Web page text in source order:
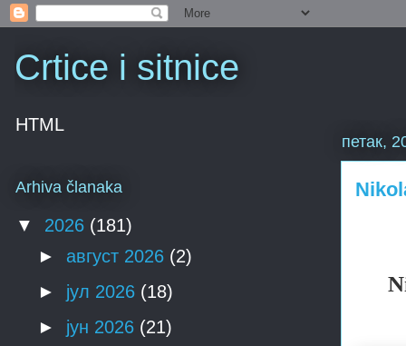
Crtice i sitnice
петак,
HTML
Arhiva članaka
▼ 2026 (181)
► август 2026 (2)
► јул 2026 (18)
► јун 2026 (21)